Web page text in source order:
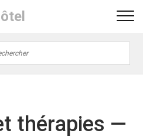
thérapies —